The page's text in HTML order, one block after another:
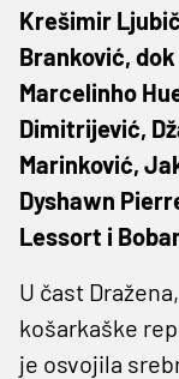
Krešimir
Branković,
Marcelinho
Dimitrijević,
Marinković,
Dyshawn
Lessort i
U čast
košarkaške
je osvojila